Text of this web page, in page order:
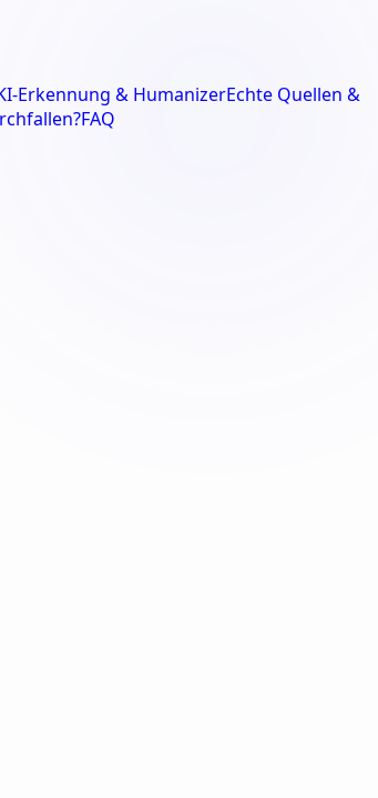
Erkennung & HumanizerEchte Quellen &
FAQ